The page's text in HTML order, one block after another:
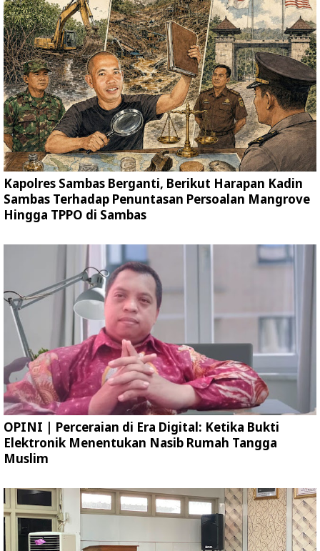
Kapolres Sambas Berganti, Berikut Harapan Kadin
Sambas Terhadap Penuntasan Persoalan Mangrove
Hingga TPPO di Sambas
OPINI | Perceraian di Era Digital: Ketika Bukti
Elektronik Menentukan Nasib Rumah Tangga
Muslim